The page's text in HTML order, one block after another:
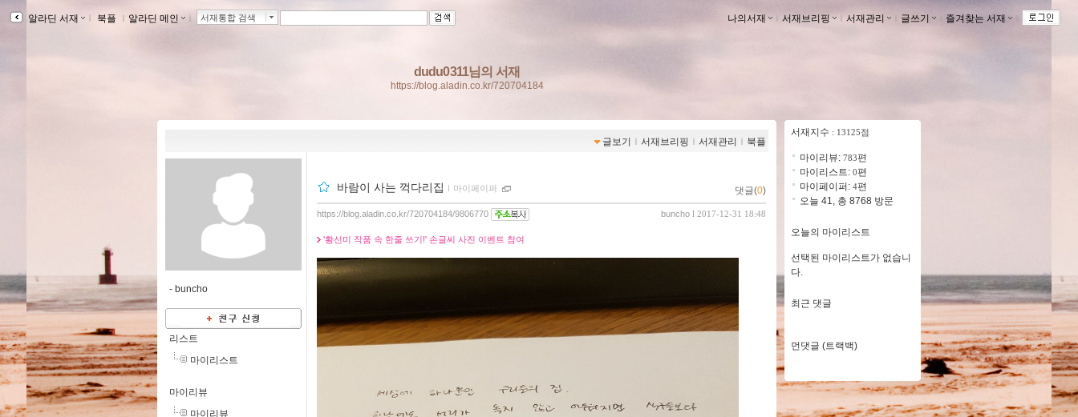
알라딘 서재 ｌ 북플 ｌ 알라딘 메인 ｌ 서재통합 검색 나의서재 서재브리핑 서재관리 글쓰기 즐겨찾는 서재
dudu0311님의 서재
https://blog.aladin.co.kr/720704184
글보기 ｌ 서재브리핑 ｌ 서재관리 ｌ 북플
- buncho
리스트
마이리스트
마이리뷰
마이리뷰
바람이 사는 꺽다리집 ｌ 마이페이퍼 댓글(0)
buncho l 2017-12-31 18:48
https://blog.aladin.co.kr/720704184/9806770
'황선미 작품 속 한줄 쓰기!' 손글씨 사진 이벤트 참여
서재지수 : 13125점
마이리뷰: 783편
마이리스트: 0편
마이페이퍼: 4편
오늘 41, 총 8768 방문
오늘의 마이리스트
선택된 마이리스트가 없습니
다.
최근 댓글
먼댓글 (트랙백)